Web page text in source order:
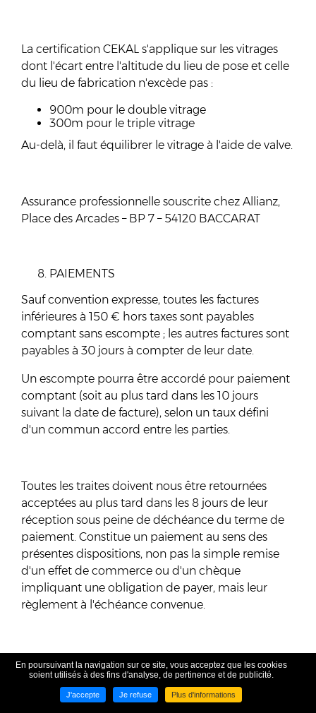
La certification CEKAL s'applique sur les vitrages
dont l'écart entre l'altitude du lieu de pose et celle
du lieu de fabrication n'excède pas :
900m pour le double vitrage
300m pour le triple vitrage
Au-delà, il faut équilibrer le vitrage à l'aide de valve.
Assurance professionnelle souscrite chez Allianz,
Place des Arcades – BP 7 – 54120 BACCARAT
PAIEMENTS
Sauf convention expresse, toutes les factures
inférieures à 150 € hors taxes sont payables
comptant sans escompte ; les autres factures sont
payables à 30 jours à compter de leur date.
Un escompte pourra être accordé pour paiement
comptant (soit au plus tard dans les 10 jours
suivant la date de facture), selon un taux défini
d'un commun accord entre les parties.
Toutes les traites doivent nous être retournées
acceptées au plus tard dans les 8 jours de leur
réception sous peine de déchéance du terme de
paiement. Constitue un paiement au sens des
présentes dispositions, non pas la simple remise
d'un effet de commerce ou d'un chèque
impliquant une obligation de payer, mais leur
règlement à l'échéance convenue.
L'acheteur convient que, en cas de paiement non
effectué, nous pourrons suspendre ou annuler la
vente et/ou toute autre commande en cours (et ce
En poursuivant la navigation sur ce site, vous acceptez que les cookies
soient utilisés à des fins d'analyse, de pertinence et de publicité.
J'accepte Je refuse Plus d'informations